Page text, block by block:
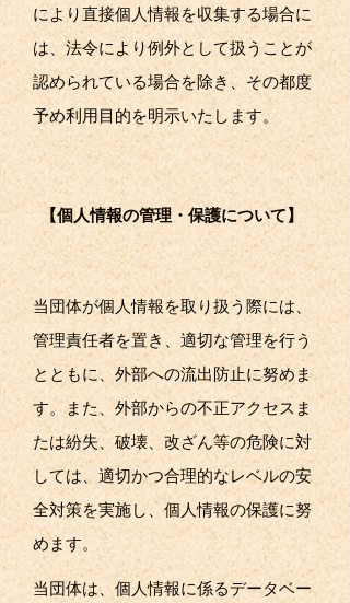
により直接個人情報を収集する場合に
は、法令により例外として扱うことが
認められている場合を除き、その都度
予め利用目的を明示いたします。
【個人情報の管理・保護について】
当団体が個人情報を取り扱う際には、
管理責任者を置き、適切な管理を行う
とともに、外部への流出防止に努めま
す。また、外部からの不正アクセスま
たは紛失、破壊、改ざん等の危険に対
しては、適切かつ合理的なレベルの安
全対策を実施し、個人情報の保護に努
めます。
当団体は、個人情報に係るデータベー